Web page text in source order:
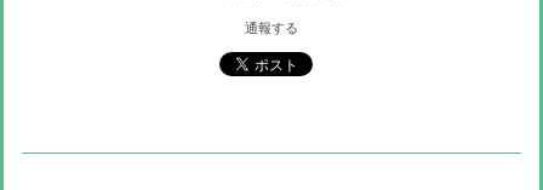
通報する